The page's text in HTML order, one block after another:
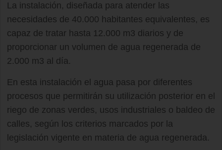
La instalación, diseñada para atender las
necesidades de 40.000 habitantes equivalentes, es
capaz de tratar hasta 12.000 m3 diarios y de
proporcionar un volumen de agua regenerada de
2.000 m3 al día.
En esta instalación el agua pasa por diferentes
procesos que permitirán su utilización posterior en el
riego de zonas verdes, usos industriales o baldeo de
calles, según los criterios marcados por la
legislación vigente en materia de agua regenerada.